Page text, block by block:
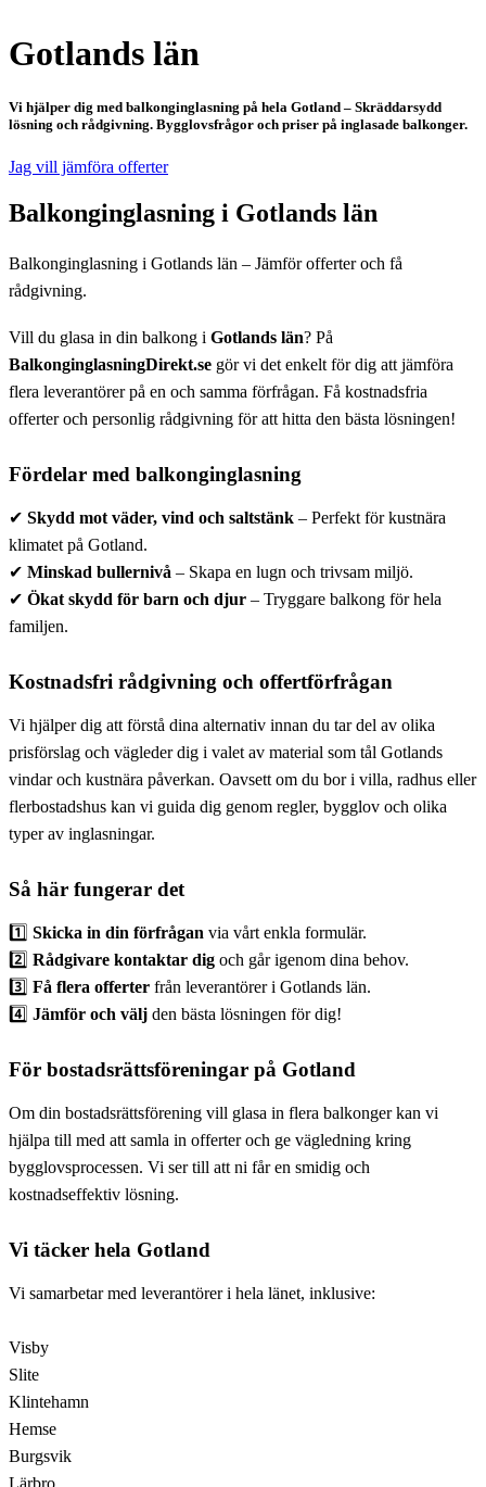
Gotlands län
Vi hjälper dig med balkonginglasning på hela Gotland – Skräddarsydd
lösning och rådgivning. Bygglovsfrågor och priser på inglasade balkonger.
Jag vill jämföra offerter
Balkonginglasning i Gotlands län
Balkonginglasning i Gotlands län – Jämför offerter och få
rådgivning.
Vill du glasa in din balkong i Gotlands län? På
BalkonginglasningDirekt.se gör vi det enkelt för dig att jämföra
flera leverantörer på en och samma förfrågan. Få kostnadsfria
offerter och personlig rådgivning för att hitta den bästa lösningen!
Fördelar med balkonginglasning
✔ Skydd mot väder, vind och saltstänk – Perfekt för kustnära
klimatet på Gotland.
✔ Minskad bullernivå – Skapa en lugn och trivsam miljö.
✔ Ökat skydd för barn och djur – Tryggare balkong för hela
familjen.
Kostnadsfri rådgivning och offertförfrågan
Vi hjälper dig att förstå dina alternativ innan du tar del av olika
prisförslag och vägleder dig i valet av material som tål Gotlands
vindar och kustnära påverkan. Oavsett om du bor i villa, radhus eller
flerbostadshus kan vi guida dig genom regler, bygglov och olika
typer av inglasningar.
Så här fungerar det
1️⃣ Skicka in din förfrågan via vårt enkla formulär.
2️⃣ Rådgivare kontaktar dig och går igenom dina behov.
3️⃣ Få flera offerter från leverantörer i Gotlands län.
4️⃣ Jämför och välj den bästa lösningen för dig!
För bostadsrättsföreningar på Gotland
Om din bostadsrättsförening vill glasa in flera balkonger kan vi
hjälpa till med att samla in offerter och ge vägledning kring
bygglovsprocessen. Vi ser till att ni får en smidig och
kostnadseffektiv lösning.
Vi täcker hela Gotland
Vi samarbetar med leverantörer i hela länet, inklusive:
Visby
Slite
Klintehamn
Hemse
Burgsvik
Lärbro